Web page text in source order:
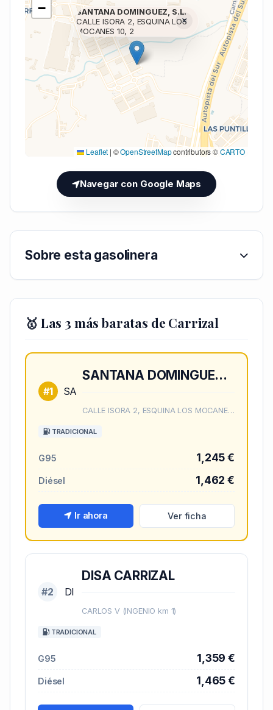
Cargando mapa (V7 Inline)...
SANTANA DOMINGUEZ, S.L.
CALLE ISORA 2, ESQUINA LOS
MOCANES 10, 2
×
−
Leaflet | ©OpenStreetMapcontributors ©CARTO
Navegar con Google Maps
Sobre esta gasolinera
🥇 Las 3 más baratas de Carrizal
#1 SA
SANTANA DOMINGUEZ, S.L.
CALLE ISORA 2, ESQUINA LOS MOCANES 10, 2
TRADICIONAL
G95 1,245 €
Diésel 1,462 €
Ir ahora Ver ficha
#2 DI
DISA CARRIZAL
CARLOS V (INGENIO km 1)
TRADICIONAL
G95 1,359 €
Diésel 1,465 €